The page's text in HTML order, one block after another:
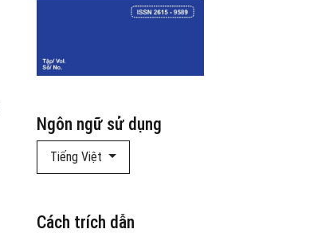
Ngôn ngữ sử dụng
Tiếng Việt
Cách trích dẫn